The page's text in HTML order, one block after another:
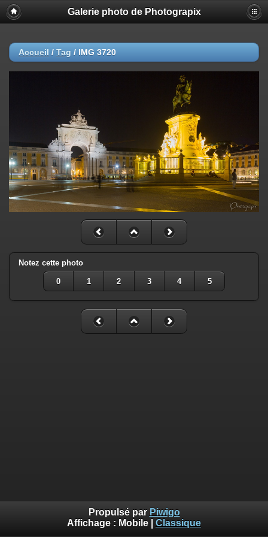
Galerie photo de Photograpix
Accueil / Tag / IMG 3720
Notez cette photo
0 1 2 3 4 5
Propulsé par Piwigo
Affichage : Mobile Classique